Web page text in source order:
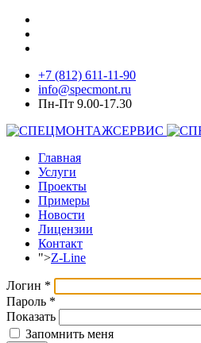
+7 (812) 611-11-90
info@specmont.ru
Пн-Пт 9.00-17.30
Главная
Услуги
Проекты
Примеры
Новости
Лицензии
Контакт
">Z-Line
Логин *
Пароль *
Показать
Запомнить меня